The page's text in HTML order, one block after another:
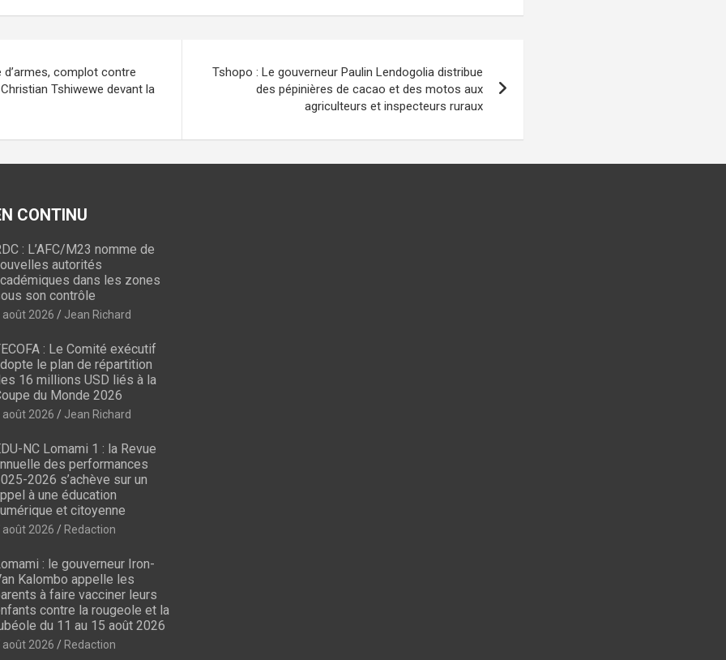
ail e
a
m
ta
er
d’armes, complot contre
Tshiwewe devant la
Tshopo : Le gouverneur Paulin Lendogolia distribue
des pépinières de cacao et des motos aux
agriculteurs et inspecteurs ruraux
CONTINU
: L’AFC/M23 nomme de
autorités
dans les zones
son contrôle
août 2026 Jean Richard
: Le Comité exécutif
le plan de répartition
16 millions USD liés à la
du Monde 2026
août 2026 Jean Richard
NC Lomami 1 : la Revue
des performances
2026 s’achève sur un
à une éducation
et citoyenne
août 2026 Redaction
: le gouverneur Iron-
Kalombo appelle les
à faire vacciner leurs
contre la rougeole et la
du 11 au 15 août 2026
août 2026 Redaction